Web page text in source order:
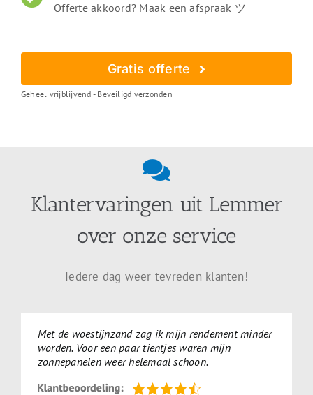
Offerte akkoord? Maak een afspraak ツ
Gratis offerte
Geheel vrijblijvend - Beveiligd verzonden
Klantervaringen uit Lemmer
over onze service
Iedere dag weer tevreden klanten!
Met de woestijnzand zag ik mijn rendement minder
worden. Voor een paar tientjes waren mijn
zonnepanelen weer helemaal schoon.